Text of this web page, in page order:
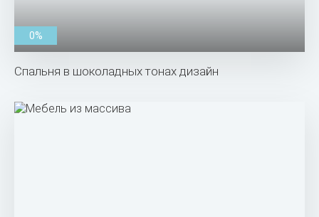
0%
Спальня в шоколадных тонах дизайн